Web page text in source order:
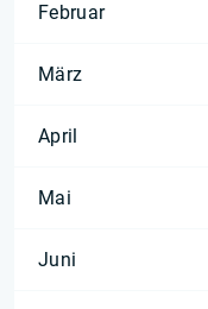
Februar
März
April
Mai
Juni